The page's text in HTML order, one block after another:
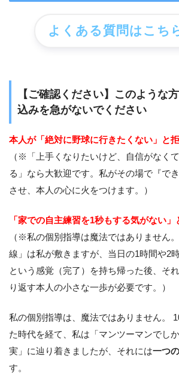
よくある質問はこち
【ご確認ください】このような
込みを急がないでください
本人が「絶対に野球に行きたくない」と
（※「上手くなりたいけど、自信がなく
る」なら大歓迎です。私がその場で『で
させ、本人の心に火をつけます。）
「家での自主練習を1秒もする気がない」
（※私の個別指導は魔法ではありません
線」は私が敷きますが、当日の1時間や2
という感覚（完了）を持ち帰った後、そ
り返す本人の小さな一歩が必要です。）
私の個別指導は、魔法ではありません。
た時代を経て、私は「マンツーマンでし
実」に辿り着きましたが、それには一つ
す。